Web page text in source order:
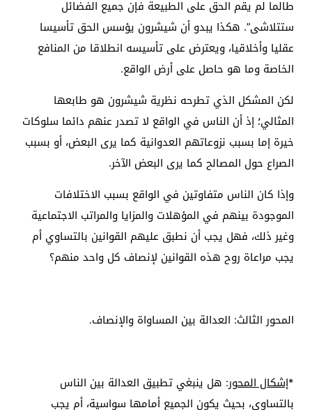
طالما لم يقم الحق على الطبيعة فإن جميع الفضائل
ستتلاشى”. هكذا يبدو أن شيشرون يؤسس الحق تأسيسا
عقليا وأخلاقيا، ويعترض على تأسيسه انطلاقا من المنافع
الخاصة وما هو حاصل على أرض الواقع.
لكن المشكل الذي تطرحه نظرية شيشرون هو طابعها
المثالي؛ إذ أن الناس في الواقع لا تصدر عنهم دائما سلوكات
خيرة إما بسبب نزوعاتهم العدوانية كما يرى البعض، أو بسبب
الصراع حول المصالح كما يرى البعض الآخر.
وإذا كان الناس متفاوتين في الواقع بسبب الاختلافات
الموجودة بينهم في المؤهلات والمزايا والمراتب الاجتماعية
وغير ذلك، فهل يجب أن نطبق عليهم القوانين بالتساوي أم
يجب مراعاة روح هذه القوانين لإنصاف كل واحد منهم؟
المحور الثالث: العدالة بين المساواة والإنصاف.
*إشكال المحور: هل ينبغي تطبيق العدالة بين الناس
بالتساوي، بحيث يكون الجميع أمامها سواسية، أم يجب